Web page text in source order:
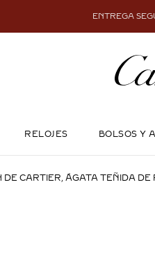
ENTREGA
RELOJES BOLSOS Y
DE CARTIER, ÁGATA TEÑIDA DE